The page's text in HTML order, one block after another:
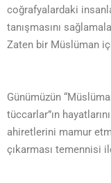
coğrafyalardaki
tanışmasını
Zaten bir Müslüman
Günümüzün
tüccarlar”ın
ahiretlerini mamur
çıkarması temennisi